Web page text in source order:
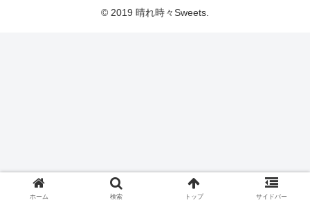
© 2019 晴れ時々Sweets.
ホーム 検索 トップ サイドバー